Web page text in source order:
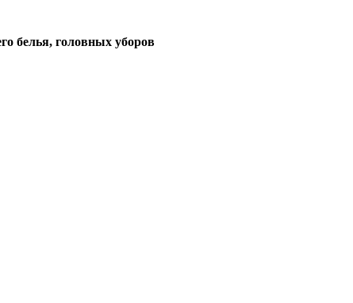
белья, головных уборов